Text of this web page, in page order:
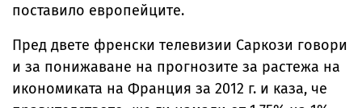
поставило европейците.
Пред двете френски телевизии Саркози говори
и за понижаване на прогнозите за растежа на
икономиката на Франция за 2012 г. и каза, че